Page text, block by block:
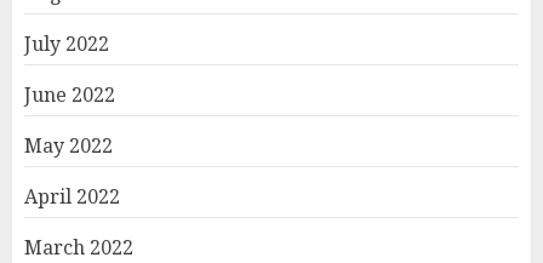
July 2022
June 2022
May 2022
April 2022
March 2022